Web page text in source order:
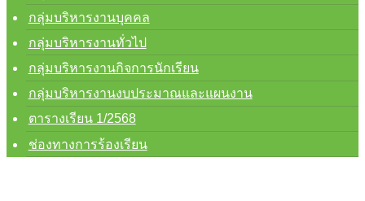
กลุ่มบริหารงานบุคคล
กลุ่มบริหารงานทั่วไป
กลุ่มบริหารงานกิจการนักเรียน
กลุ่มบริหารงานงบประมาณและแผนงาน
ตารางเรียน 1/2568
ช่องทางการร้องเรียน